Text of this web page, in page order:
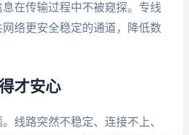
在传输过程中不被窥探。专线
络更安全稳定的通道，降低数
才安心
线路突然不稳定、连接不上、